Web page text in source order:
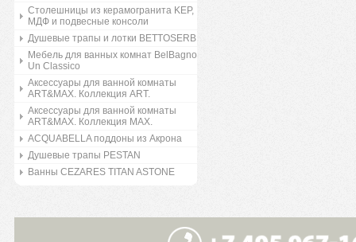
Столешницы из керамогранита KEP,
МДФ и подвесные консоли
Душевые трапы и лотки BETTOSERB
Мебель для ванных комнат BelBagno
Un Classico
Аксессуары для ванной комнаты
ART&MAX. Коллекция ART.
Аксессуары для ванной комнаты
ART&MAX. Коллекция MAX.
ACQUABELLA поддоны из Акрона
Душевые трапы PESTAN
Ванны CEZARES TITAN ASTONE